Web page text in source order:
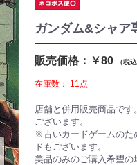
ガンダム&シャア
販売価格：￥80 （税込
在庫数： 11点
店舗と併用販売商品で
ございます。
※古いカードゲームのた
ドもございます。
美品のみのご購入希望の